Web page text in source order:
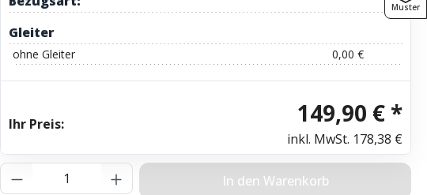
Gleiter
ohne Gleiter 0,00 €
Ihr Preis: 149,90 € *
inkl. MwSt. 178,38 €
Produkt Anzahl: Gib den gewünschten Wert
In den Warenkorb
Muster